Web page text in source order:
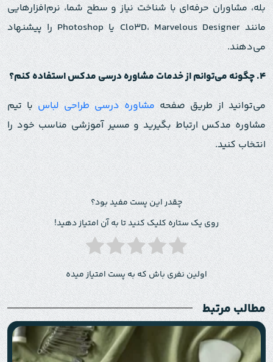
بله، مشاوران حرفه‌ای با شناخت نیاز و سطح شما، نرم‌افزارهایی
مانند Clo3D، Marvelous Designer یا Photoshop را پیشنهاد
می‌دهند.
۴.چگونه می‌توانم از خدمات مشاوره درسی مدکس استفاده کنم؟
می‌توانید از طریق صفحهمشاوره درسی طراحی لباسبا تیم
مشاوره مدکس ارتباط بگیرید و مسیر آموزشی مناسب خود را
انتخاب کنید.
چقدر این پست مفید بود؟
روی یک ستاره کلیک کنید تا به آن امتیاز دهید!
اولین نفری باش که به پست امتیاز میده
مطالب مرتبط